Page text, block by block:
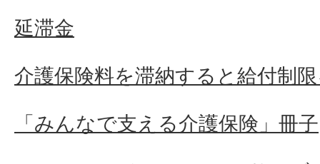
65歳になりましたが、会社の
が引かれています。市にも介
延滞金
介護保険料を滞納すると給付制
「みんなで支える介護保険」冊子